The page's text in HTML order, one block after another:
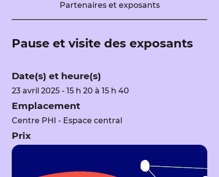
Partenaires et exposants
Pause et visite des exposants
Date(s) et heure(s)
23 avril 2025 - 15 h 20 à 15 h 40
Emplacement
Centre PHI - Espace central
Prix